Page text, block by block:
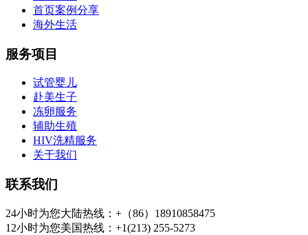
首页案例分享
海外生活
服务项目
试管婴儿
赴美生子
冻卵服务
辅助生殖
HIV洗精服务
关于我们
联系我们
24小时为您大陆热线：+（86）18910858475
12小时为您美国热线：+1(213) 255-5273